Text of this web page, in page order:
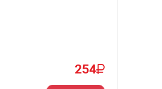
254